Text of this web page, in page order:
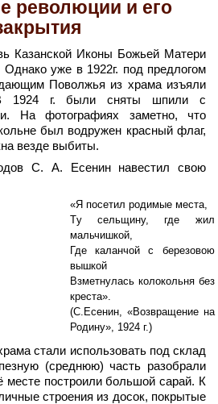
революции и его
Казанской Иконы Божьей Матери
уже в 1922г. под предлогом
Поволжья из храма изъяли
1924 г. были сняты шпили с
На фотографиях заметно, что
был водружен красный флаг,
везде выбиты.
С. А. Есенин навестил свою
«Я посетил родимые места,
Tу сельщину, где жил
мальчишкой,
Где каланчой с березовою
вышкой
Взметнулась колокольня без
креста».
(С.Есенин, «Возвращение на
Родину», 1924 г.)
стали использовать под склад
(среднюю) часть разобрали
месте построили большой сарай. К
строения из досок, покрытые